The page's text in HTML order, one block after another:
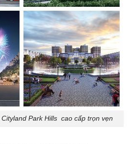
Park Hills cao cấp trọn vẹn